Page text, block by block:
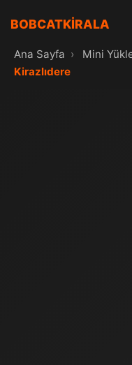
BOBCATKİRALA
Ana Sayfa › Mini
Kirazlıdere